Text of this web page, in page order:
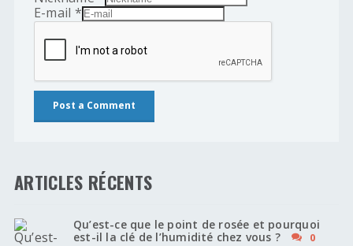
E-mail *
ARTICLES RÉCENTS
Qu’est-ce que le point de rosée et pourquoi
est-il la clé de l’humidité chez vous ?
0